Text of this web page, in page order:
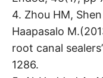
4. Zhou HM,
Haapasalo
root canal
1286.